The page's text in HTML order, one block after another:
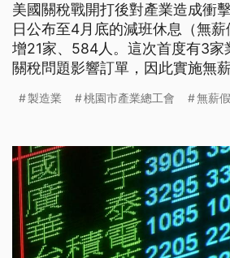
美國關稅戰開打後對產業造成衝
日公布至4月底的減班休息（無
增21家、584人。這次首度有3家
關稅問題影響訂單，因此實施無
1716億元。
製造業 桃園市產業總工會 無薪假